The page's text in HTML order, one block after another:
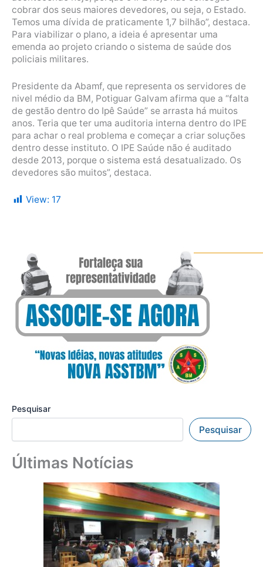
cobrar dos seus maiores devedores, ou seja, o Estado.
Temos uma dívida de praticamente 1,7 bilhão”, destaca.
Para viabilizar o plano, a ideia é apresentar uma
emenda ao projeto criando o sistema de saúde dos
policiais militares.
Presidente da Abamf, que representa os servidores de
nivel médio da BM, Potiguar Galvam afirma que a “falta
de gestão dentro do Ipê Saúde” se arrasta há muitos
anos. Teria que ter uma auditoria interna dentro do IPE
para achar o real problema e começar a criar soluções
dentro desse instituto. O IPE Saúde não é auditado
desde 2013, porque o sistema está desatualizado. Os
devedores são muitos”, destaca.
View: 17
Pesquisar
Pesquisar
Últimas Notícias